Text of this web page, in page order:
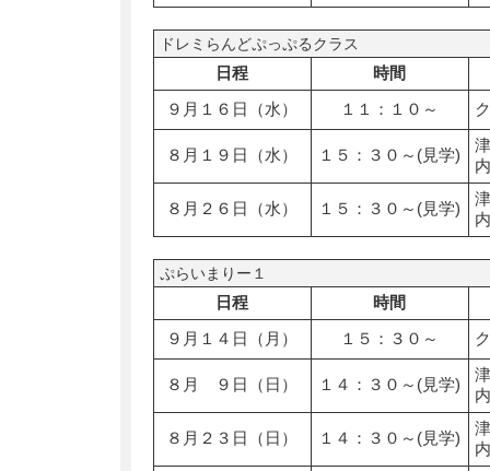
ドレミらんどぷっぷるクラス
日程
時間
９月１６日（水）
１１：１０～
８月１９日（水） １５：３０～(見学)
８月２６日（水） １５：３０～(見学)
ぷらいまりー１
日程
時間
９月１４日（月）
１５：３０～
８月 ９日（日） １４：３０～(見学)
８月２３日（日） １４：３０～(見学)